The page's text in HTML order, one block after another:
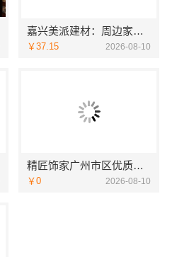
嘉兴美派建材：周边家装定制服务环保材料
￥37.15 2026-08-10
精匠饰家广州市区优质家装设计毛坯房装修
￥0 2026-08-10